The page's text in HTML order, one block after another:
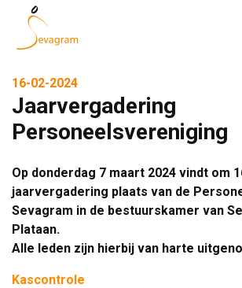
16-02-2024
Jaarvergadering
Personeelsvereniging
Op donderdag 7 maart 2024 vindt om
jaarvergadering plaats van de
Sevagram in de bestuurskamer van
Plataan.
Alle leden zijn hierbij van harte
Kascontrole